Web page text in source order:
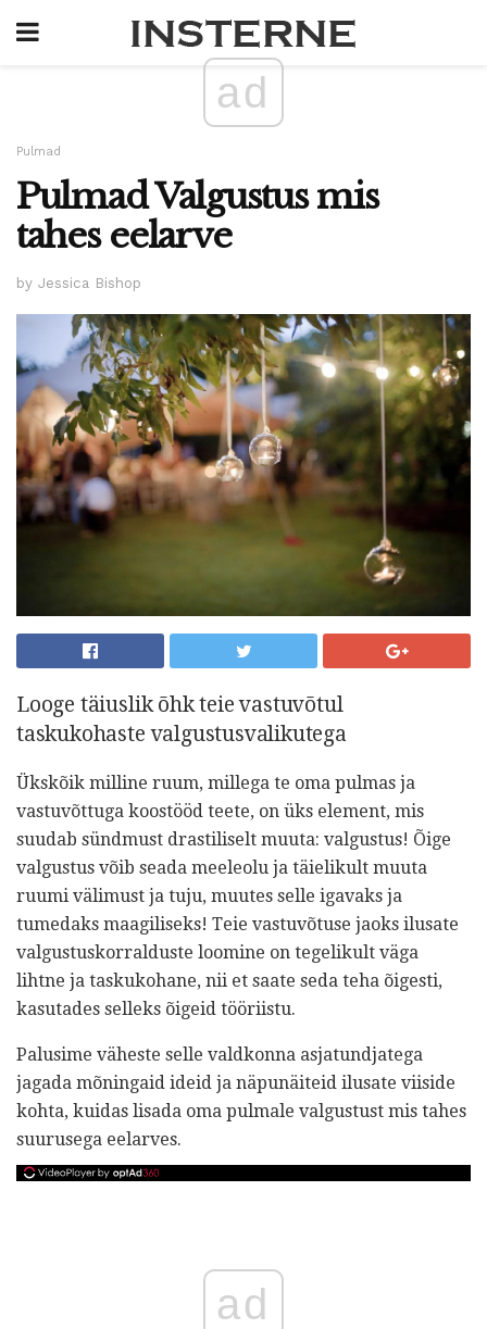
ad
Pulmad
Pulmad Valgustus mis
tahes eelarve
by Jessica Bishop
Looge täiuslik õhk teie vastuvõtul
taskukohaste valgustusvalikutega
Ükskõik milline ruum, millega te oma pulmas ja
vastuvõttuga koostööd teete, on üks element, mis
suudab sündmust drastiliselt muuta: valgustus! Õige
valgustus võib seada meeleolu ja täielikult muuta
ruumi välimust ja tuju, muutes selle igavaks ja
tumedaks maagiliseks! Teie vastuvõtuse jaoks ilusate
valgustuskorralduste loomine on tegelikult väga
lihtne ja taskukohane, nii et saate seda teha õigesti,
kasutades selleks õigeid tööriistu.
Palusime väheste selle valdkonna asjatundjatega
jagada mõningaid ideid ja näpunäiteid ilusate viiside
kohta, kuidas lisada oma pulmale valgustust mis tahes
suurusega eelarves.
ad